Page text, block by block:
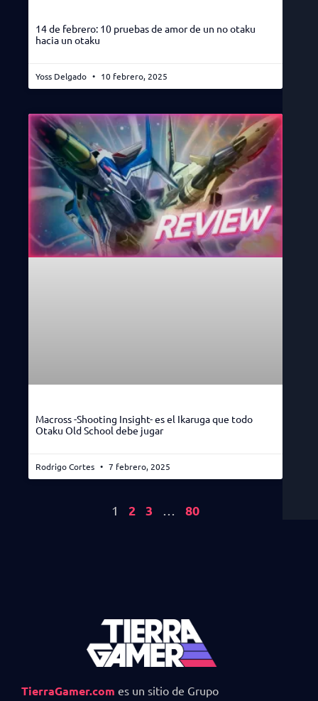
14 de febrero: 10 pruebas de amor de un no otaku
hacia un otaku
Yoss Delgado 10 febrero, 2025
Macross -Shooting Insight- es el Ikaruga que todo
Otaku Old School debe jugar
Rodrigo Cortes 7 febrero, 2025
1 2 3 80
TierraGamer.com es un sitio de Grupo